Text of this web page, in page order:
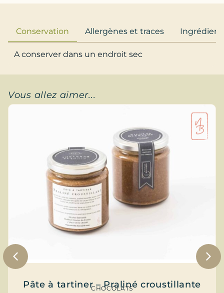
Conservation Allergènes et traces
A conserver dans un endroit sec
Vous allez aimer...
Pâte à tartiner – Praliné croustillante
CHOCOLATS